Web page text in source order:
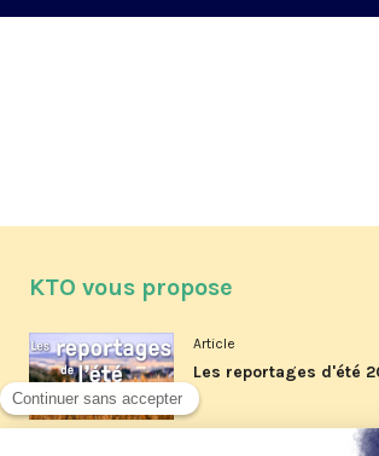
KTO vous propose
Article
Les reportages d'été